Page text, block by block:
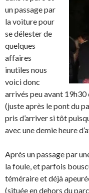
un passage par
la voiture pour
se délester de
quelques
affaires
inutiles nous
voici donc
arrivés peu avant 19h30
(juste après le pont du
pris d’arriver si tôt
avec une demie heure
Après un passage par
la foule, et parfois
téméraire et déjà
(située en dehors du